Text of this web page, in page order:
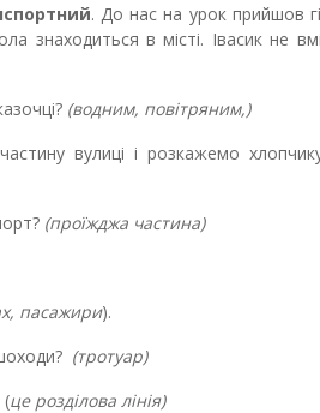
. До нас на урок прийшов
знаходиться в місті. Івасик не
(водним, повітряним,)
вулиці і розкажемо
(проїжджа частина)
пасажири).
(тротуар)
(це розділова лінія)